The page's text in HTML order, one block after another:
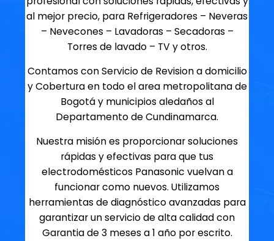
al mejor precio, para Refrigeradores – Neveras
– Nevecones – Lavadoras – Secadoras –
Torres de lavado – TV y otros.
Contamos con Servicio de Revision a domicilio
y Cobertura en todo el area metropolitana de
Bogotá y municipios aledaños al
Departamento de Cundinamarca.
Nuestra misión es proporcionar soluciones
rápidas y efectivas para que tus
electrodomésticos Panasonic vuelvan a
funcionar como nuevos. Utilizamos
herramientas de diagnóstico avanzadas para
garantizar un servicio de alta calidad con
Garantia de 3 meses a 1 año por escrito.